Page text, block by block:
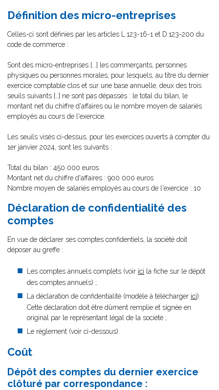
Définition des micro-entreprises
Celles-ci sont définies par les articles L.123-16-1 et D.123-200 du
code de commerce :
Sont des micro-entreprises [...] les commerçants, personnes
physiques ou personnes morales, pour lesquels, au titre du dernier
exercice comptable clos et sur une base annuelle, deux des trois
seuils suivants […] ne sont pas dépassés : le total du bilan, le
montant net du chiffre d'affaires ou le nombre moyen de salariés
employés au cours de l'exercice.
Les seuils visés ci-dessus, pour les exercices ouverts à compter du
1er janvier 2024, sont les suivants :
Total du bilan : 450 000 euros
Montant net du chiffre d'affaires : 900 000 euros
Nombre moyen de salariés employés au cours de l'exercice : 10
Déclaration de confidentialité des
comptes
En vue de déclarer ses comptes confidentiels, la société doit
déposer au greffe :
Les comptes annuels complets (voir ici la fiche sur le dépôt
des comptes annuels) ;
La déclaration de confidentialité (modèle à télécharger ici).
Cette déclaration doit être dûment remplie et signée en
original par le représentant légal de la société ;
Le règlement (voir ci-dessous).
Coût
Dépôt des comptes du dernier exercice
clôturé par correspondance :